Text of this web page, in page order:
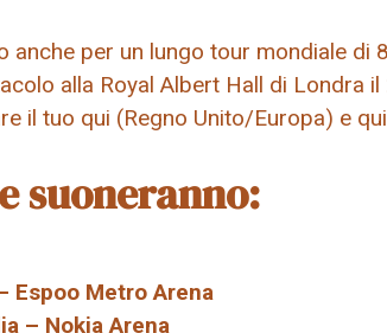
anche per un lungo tour mondiale di
alla Royal Albert Hall di Londra
il tuo qui (Regno Unito/Europa) e
suoneranno:
Espoo Metro Arena
– Nokia Arena